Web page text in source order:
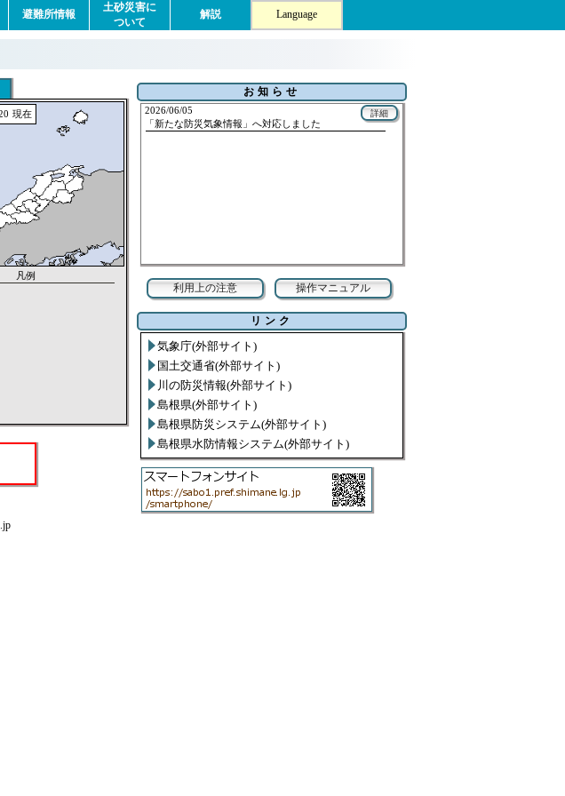
避難所情報
土砂災害に
ついて
解説 Language
2026/06/05
「新たな防災気象情報」へ対応しました
気象庁(外部サイト)
国土交通省(外部サイト)
川の防災情報(外部サイト)
島根県(外部サイト)
島根県防災システム(外部サイト)
島根県水防情報システム(外部サイト)